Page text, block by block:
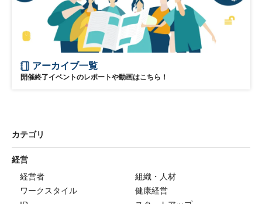
アーカイブ一覧
開催終了イベントのレポートや動画はこちら！
カテゴリ
経営
経営者
組織・人材
ワークスタイル
健康経営